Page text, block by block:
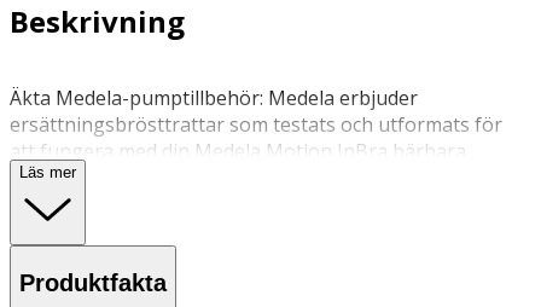
Beskrivning
Äkta Medela-pumptillbehör: Medela erbjuder
ersättningsbrösttrattar som testats och utformats för
att fungera med din Medela Motion InBra bärbara
bröstpump. Anatomisk design: Matchar formen på
ammande bröst för ultimat komfort, diskretion och
bröstkompression och stödjer mjölkflödet. Finns i fyra
olika storlekar. Välj rätt storlek på din brösttratt, se
Läs mer
Produktfakta